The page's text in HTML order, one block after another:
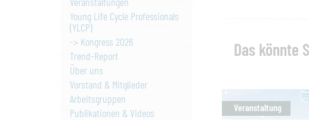
Young Life Cycle Professionals
(YLCP)
-> Kongress 2026
Trend-Report
Über uns
Vorstand & Mitglieder
Arbeitsgruppen
Publikationen & Videos
Das könnte
Veranstaltung